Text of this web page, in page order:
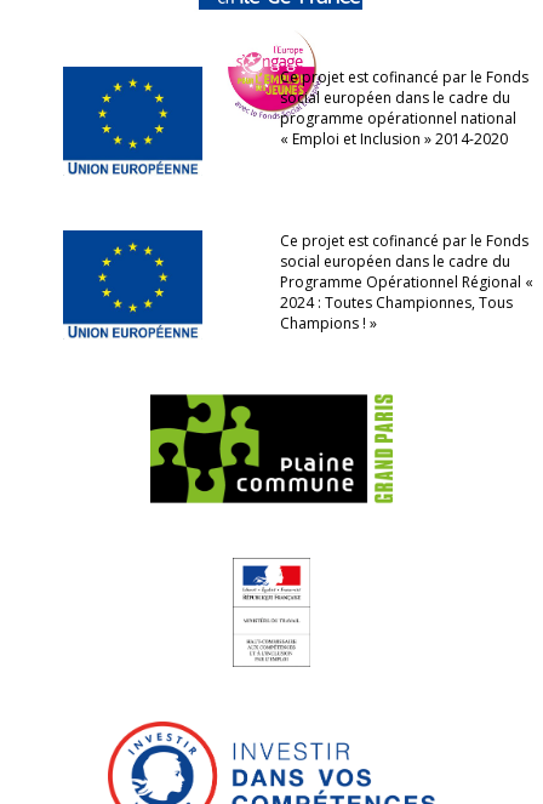
Ce projet est cofinancé par le Fonds
social européen dans le cadre du
programme opérationnel national
« Emploi et Inclusion » 2014-2020
Ce projet est cofinancé par le Fonds
social européen dans le cadre du
Programme Opérationnel Régional «
2024 : Toutes Championnes, Tous
Champions ! »